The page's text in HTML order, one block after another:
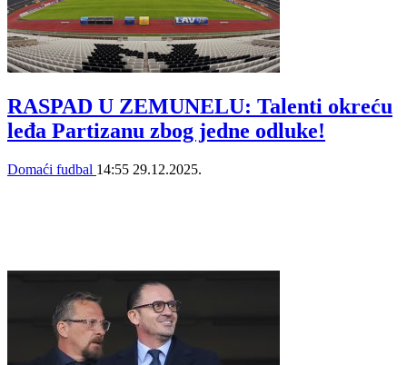
RASPAD U ZEMUNELU: Talenti okreću
leđa Partizanu zbog jedne odluke!
Domaći fudbal 14:55 29.12.2025.